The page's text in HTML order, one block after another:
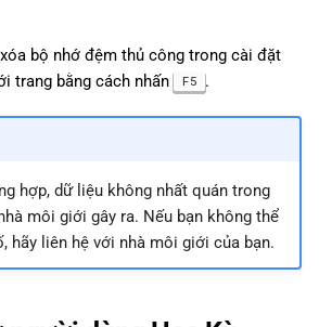
bộ nhớ đệm thủ công trong cài đặt
trang bằng cách nhấn
F5 .
hợp, dữ liệu không nhất quán trong
môi giới gây ra. Nếu bạn không thể
hãy liên hệ với nhà môi giới của bạn.